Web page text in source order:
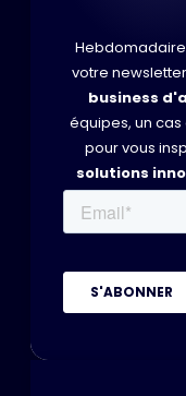
votre
business
équipes, un
pour vous
solutions